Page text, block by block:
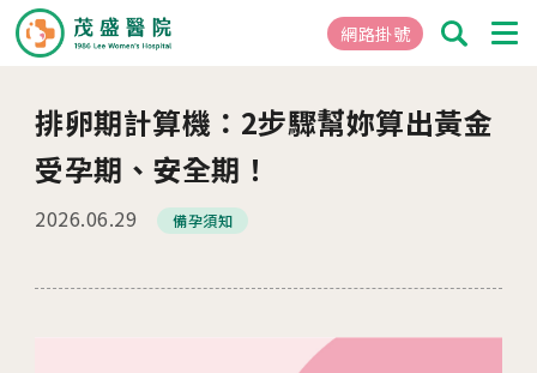
網路掛號
01 關於茂盛
醫院簡介
核心專長
排卵期計算機：2步驟幫妳算出黃金
受孕期、安全期！
2026.06.29 備孕須知